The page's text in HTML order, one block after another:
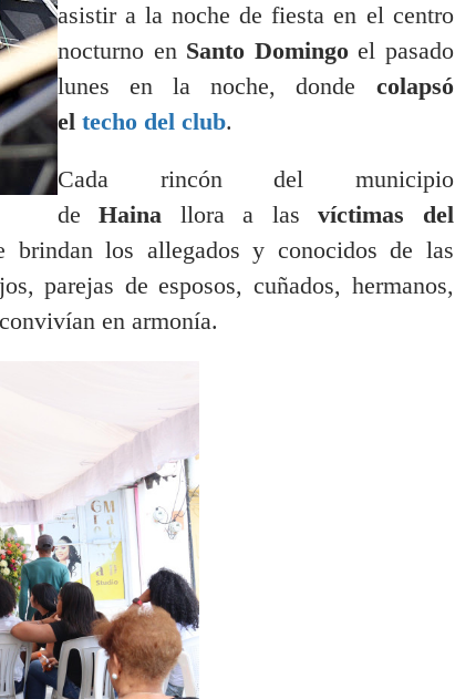
asistir a la noche de fiesta en el centro
nocturno en Santo Domingoel pasado
lunes en la noche, donde colapsó
el techo del club.
Cada rincón del municipio
deHaina llora a lasvíctimas del
los allegados y conocidos de las
parejas de esposos, cuñados, hermanos,
en armonía.